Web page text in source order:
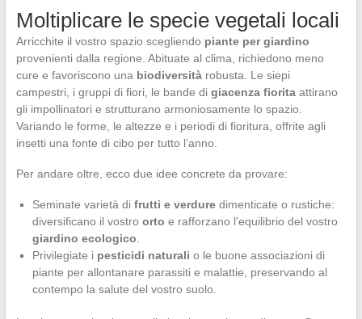
Moltiplicare le specie vegetali locali
Arricchite il vostro spazio scegliendo piante per giardino
provenienti dalla regione. Abituate al clima, richiedono meno
cure e favoriscono una biodiversitàrobusta. Le siepi
campestri, i gruppi di fiori, le bande di giacenza fioritaattirano
gli impollinatori e strutturano armoniosamente lo spazio.
Variando le forme, le altezze e i periodi di fioritura, offrite agli
insetti una fonte di cibo per tutto l’anno.
Per andare oltre, ecco due idee concrete da provare:
Seminate varietà di frutti e verduredimenticate o rustiche:
diversificano il vostro orto e rafforzano l’equilibrio del vostro
giardino ecologico
Privilegiate i pesticidi naturali o le buone associazioni di
piante per allontanare parassiti e malattie, preservando al
contempo la salute del vostro suolo.